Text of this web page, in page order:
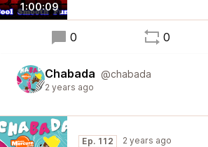
1:00:09
0 0
Chabada @chabada
2 years ago
Ep. 112 2 years ago